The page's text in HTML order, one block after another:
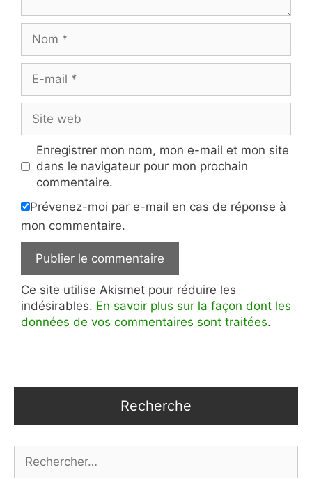
mail
web
Enregistrer mon nom, mon e-mail et mon site
dans le navigateur pour mon prochain
commentaire.
Prévenez-moi par e-mail en cas de réponse à
mon commentaire.
Ce site utilise Akismet pour réduire les
indésirables. En savoir plus sur la façon dont les
données de vos commentaires sont traitées.
Recherche